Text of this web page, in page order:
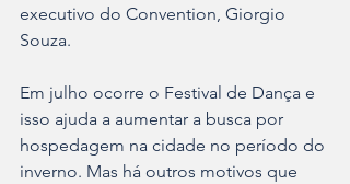
executivo do Convention, Giorgio
Souza.
Em julho ocorre o Festival de Dança e
isso ajuda a aumentar a busca por
hospedagem na cidade no período do
inverno. Mas há outros motivos que